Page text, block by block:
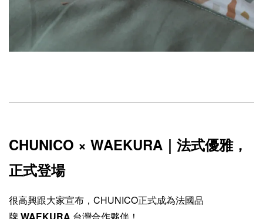
CHUNICO × WAEKURA｜法式優雅，
正式登場
很高興跟大家宣布，CHUNICO正式成為法國品
牌WAEKURA 台灣合作夥伴！